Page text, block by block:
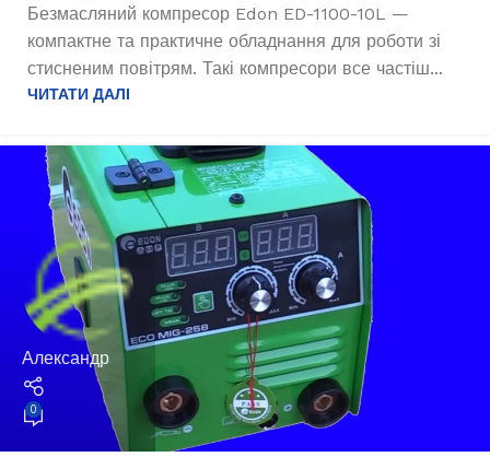
Безмасляний компресор Edon ED-1100-10L —
компактне та практичне обладнання для роботи зі
стисненим повітрям. Такі компресори все частіш...
ЧИТАТИ ДАЛІ
Александр
0